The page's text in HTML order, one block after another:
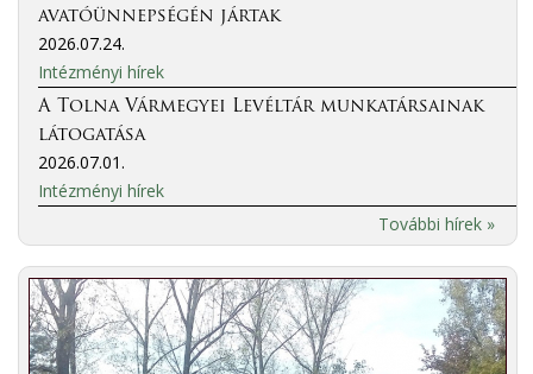
avatóünnepségén jártak
2026.07.24.
Intézményi hírek
A Tolna Vármegyei Levéltár munkatársainak
látogatása
2026.07.01.
Intézményi hírek
További hírek »